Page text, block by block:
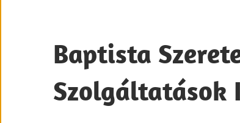
tartalomra
Baptista
Szolgáltatások